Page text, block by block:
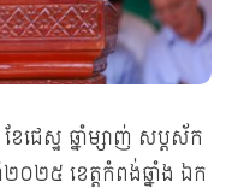
ែជេស្ឋ ឆ្នាំម្សាញ់ សប្តស័ក
០២៥ ខេត្តកំពង់ឆ្នាំង ឯក